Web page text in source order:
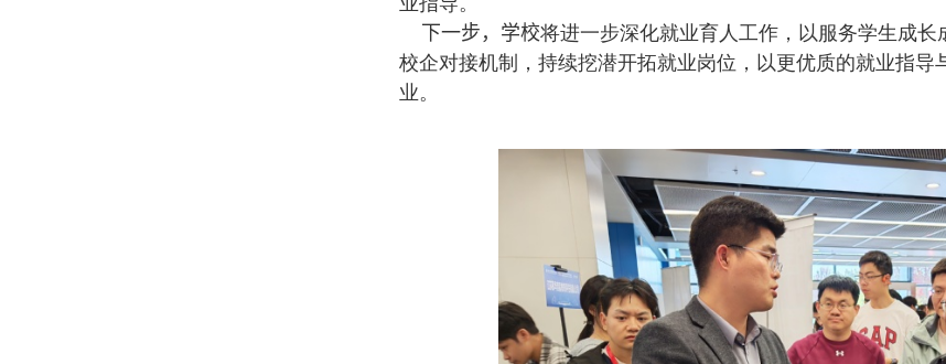
下一步，学校将进一步深化就业育人工作，以服务学生成
校企对接机制，持续挖潜开拓就业岗位，以更优质的就业指
业。